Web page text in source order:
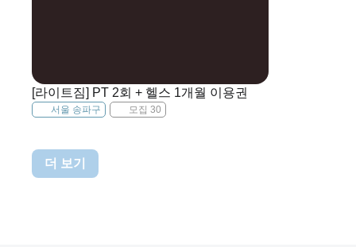
[라이트짐] PT 2회 + 헬스 1개월 이용권
서울 송파구 모집 30
더 보기